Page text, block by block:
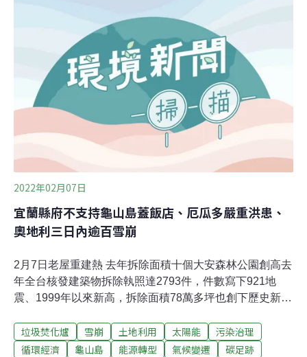
爆破影響海域減輕措施為確保飛航安全，民航局提出北竿
機場跑道改善計畫環評案，環委建議本案補正後再審。民
航局昨日說明，爆破作業時覆蓋防爆毯，降低粉塵逸散；
開炸後倘若發現疑似有殘留未爆的爆炸物，會停止作業並
設立警戒線，依標準作業流程處理殘留爆炸物。
2022年02月07日
宜蘭縣府不支持龜山島蓋飯店、厄瓜多嚴重洪患、
奧地利三日內逾百雪崩
2月7日老屋重建熱 去年拆除面積十個大安森林公園創高去
年全台核發建築物拆除執照達2793件，件數寫下921地
震、1999年以來新高，拆除面積78萬多坪也創下歷史新
1447件，共計4148戶，面積達19.2萬坪。房仲分析，近年
房價飆漲，加上政策優惠助攻，提升地主參與老屋重建意
垃圾焚化爐 雪崩 土地利用 太陽能
污染治理
循環經濟
龜山島 能源轉型 氣候變遷
碳足跡